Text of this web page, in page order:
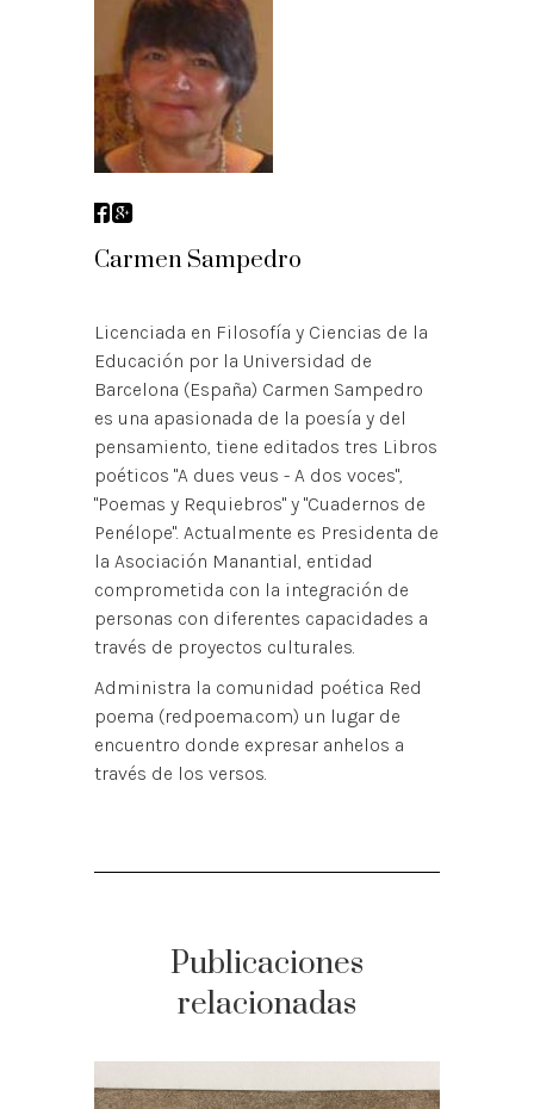
Carmen Sampedro
Licenciada en Filosofía y Ciencias de la
Educación por la Universidad de
Barcelona (España) Carmen Sampedro
es una apasionada de la poesía y del
pensamiento, tiene editados tres Libros
poéticos "A dues veus - A dos voces",
"Poemas y Requiebros" y "Cuadernos de
Penélope". Actualmente es Presidenta de
la Asociación Manantial, entidad
comprometida con la integración de
personas con diferentes capacidades a
través de proyectos culturales.
Administra la comunidad poética Red
poema (redpoema.com) un lugar de
encuentro donde expresar anhelos a
través de los versos.
Publicaciones
relacionadas